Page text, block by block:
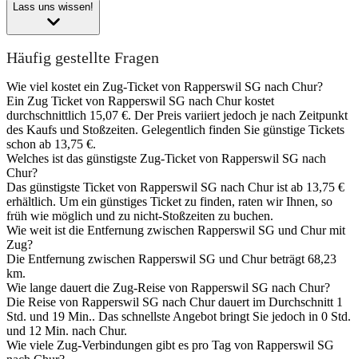
Lass uns wissen!
Häufig gestellte Fragen
Wie viel kostet ein Zug-Ticket von Rapperswil SG nach Chur?
Ein Zug Ticket von Rapperswil SG nach Chur kostet
durchschnittlich 15,07 €. Der Preis variiert jedoch je nach Zeitpunkt
des Kaufs und Stoßzeiten. Gelegentlich finden Sie günstige Tickets
schon ab 13,75 €.
Welches ist das günstigste Zug-Ticket von Rapperswil SG nach
Chur?
Das günstigste Ticket von Rapperswil SG nach Chur ist ab 13,75 €
erhältlich. Um ein günstiges Ticket zu finden, raten wir Ihnen, so
früh wie möglich und zu nicht-Stoßzeiten zu buchen.
Wie weit ist die Entfernung zwischen Rapperswil SG und Chur mit
Zug?
Die Entfernung zwischen Rapperswil SG und Chur beträgt 68,23
km.
Wie lange dauert die Zug-Reise von Rapperswil SG nach Chur?
Die Reise von Rapperswil SG nach Chur dauert im Durchschnitt 1
Std. und 19 Min.. Das schnellste Angebot bringt Sie jedoch in 0 Std.
und 12 Min. nach Chur.
Wie viele Zug-Verbindungen gibt es pro Tag von Rapperswil SG